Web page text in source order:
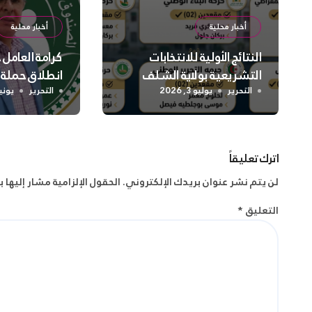
أخبار محلية
النتائج الأولية للانتخابات
التشريعية بولاية الشلف
التحرير يوليو 3, 2026
أخبار محلية
كرامة
انطلاق
واسعة
الجسدية
التحرير يونيو
اترك تعليقاً
لن يتم نشر عنوان بريدك الإلكتروني.الحقول الإلزامية مشار إليها
التعليق*